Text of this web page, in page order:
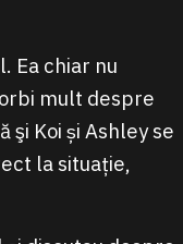
Ea chiar nu
mult despre
şi Koi și Ashley se
la situație,